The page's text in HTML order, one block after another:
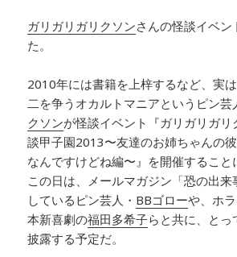
ガリガリガリクソンさんの怪談イベン
た。
2010年には書籍を上梓するなど、実
二を争うオカルトマニアというピン芸
クソンが怪談イベント『ガリガリガリ
談甲子園2013〜友達のお姉ちゃんの
なんですけどね編〜』を開催すること
この日は、メールマガジン「恐の出
しているピン芸人・ BBゴローや、ホ
本新喜劇の福田多希子らと共に、と
披露する予定だ。